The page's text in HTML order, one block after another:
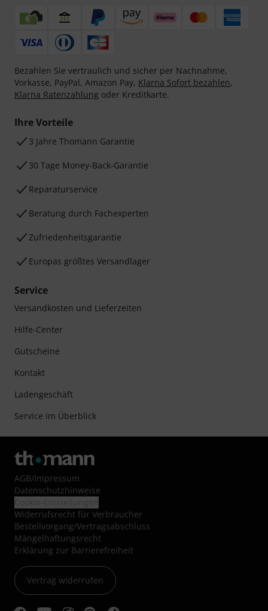
Bezahlen Sie vertraulich und sicher per Nachnahme,
Vorkasse, PayPal, Amazon Pay, Klarna Sofort bezahlen,
Klarna Ratenzahlung oder Kreditkarte.
Ihre Vorteile
3 Jahre Thomann Garantie
30 Tage Money-Back-Garantie
Reparaturservice
Beratung durch Fachexperten
Zufriedenheitsgarantie
Europas größtes Versandlager
Service
Versandkosten und Lieferzeiten
Hilfe-Center
Gutscheine
Kontakt
Ladengeschäft
Service im Überblick
AGB/Impressum
Datenschutzhinweise
Widerrufsrecht für Verbraucher
Bestellvorgang/Vertragsabschluss
Mängelhaftungsrecht
Erklärung zur Barrierefreiheit
Vertrag widerrufen